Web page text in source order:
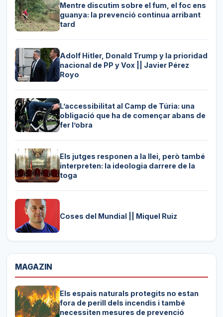
Mentre discutim sobre el fum, el foc ens
guanya: la prevenció continua arribant
tard
Adolf Hitler, Donald Trump y la prioridad
nacional de PP y Vox || Javier Pérez
Royo
L’accessibilitat al Camp de Túria: una
obligació que ha de començar abans de
fer l’obra
Els jutges responen a la llei, però també
interpreten: la ideologia darrere de la
toga
Coses del Mundial || Miquel Ruiz
MAGAZIN
Els espais naturals protegits no estan
fora de perill dels incendis i també
necessiten mesures de prevenció